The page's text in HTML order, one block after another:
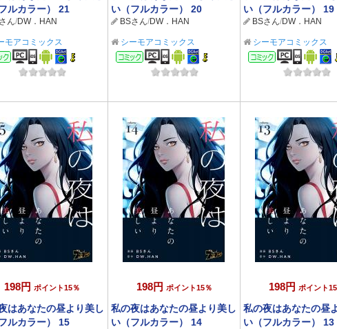
ルカラー） 21
ん/DW．HAN
モアコミックス
コミック
い（フルカラー） 20
BSさん/DW．HAN
シーモアコミックス
コミック
い（フルカラー） 19
BSさん/DW．HAN
シーモアコミックス
コミック
198円 ポイント15％
はあなたの昼より美し
ルカラー） 15
198円 ポイント15％
私の夜はあなたの昼より美し
い（フルカラー） 14
198円 ポイント
私の夜はあなたの昼
い（フルカラー） 13